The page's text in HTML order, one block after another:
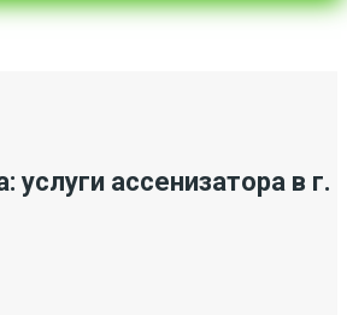
ассенизатора в г.